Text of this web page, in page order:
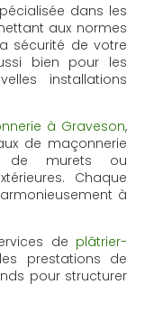
dans les
aux normes
sécurité de votre
bien pour les
installations
à Graveson,
de maçonnerie
de murets ou
Chaque
à
de plâtrier-
prestations de
pour structurer